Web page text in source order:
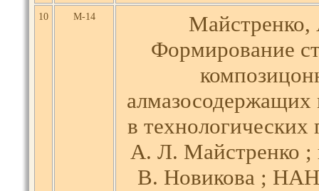
10 М-14
Формирование
алмазосодержащих
в технологических
А. Л. Майстренко ;
В. Новикова ;